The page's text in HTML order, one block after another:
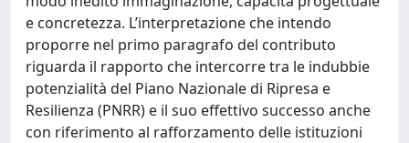
e concretezza. L’interpretazione che intendo
proporre nel primo paragrafo del contributo
riguarda il rapporto che intercorre tra le indubbie
potenzialità del Piano Nazionale di Ripresa e
Resilienza (PNRR) e il suo effettivo successo anche
con riferimento al rafforzamento delle istituzioni